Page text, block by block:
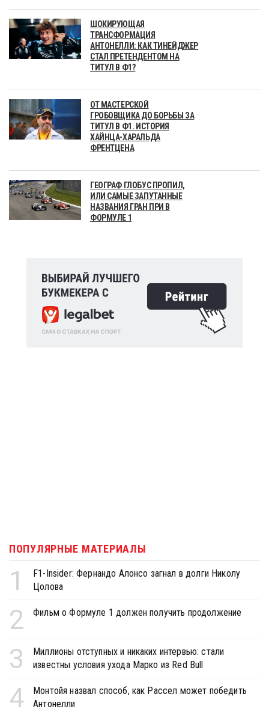
ШОКИРУЮЩАЯ
ТРАНСФОРМАЦИЯ
АНТОНЕЛЛИ: КАК ТИНЕЙДЖЕР
СТАЛ ПРЕТЕНДЕНТОМ НА
ТИТУЛ В Ф1?
ОТ МАСТЕРСКОЙ
ГРОБОВЩИКА ДО БОРЬБЫ ЗА
ТИТУЛ В Ф1. ИСТОРИЯ
ХАЙНЦА-ХАРАЛЬДА
ФРЕНТЦЕНА
ГЕОГРАФ ГЛОБУС ПРОПИЛ,
ИЛИ САМЫЕ ЗАПУТАННЫЕ
НАЗВАНИЯ ГРАН ПРИ В
ФОРМУЛЕ 1
ПОПУЛЯРНЫЕ МАТЕРИАЛЫ
1
F1-Insider: Фернандо Алонсо загнал в долги Николу
Цолова
2 Фильм о Формуле 1 должен получить продолжение
3
Миллионы отступных и никаких интервью: стали
известны условия ухода Марко из Red Bull
4
Монтойя назвал способ, как Рассел может победить
Антонелли